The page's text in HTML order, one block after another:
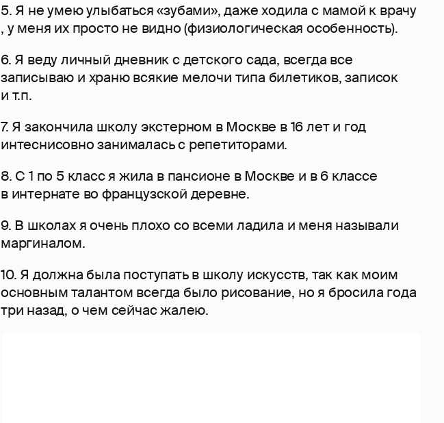
5. Я не умею улыбаться «зубами», даже ходила с мамой к врачу
, у меня их просто не видно (физиологическая особенность).
6. Я веду личный дневник с детского сада, всегда все
записываю и храню всякие мелочи типа билетиков, записок
и т.п.
7. Я закончила школу экстерном в Москве в 16 лет и год
интеснисовно занималась с репетиторами.
8. С 1 по 5 класс я жила в пансионе в Москве и в 6 классе
в интернате во французской деревне.
9. В школах я очень плохо со всеми ладила и меня называли
маргиналом.
10. Я должна была поступать в школу искусств, так как моим
основным талантом всегда было рисование, но я бросила года
три назад, о чем сейчас жалею.